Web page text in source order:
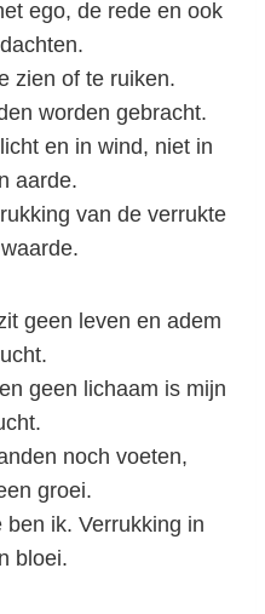
ego, de rede en ook
zien of te ruiken.
worden gebracht.
en in wind, niet in
aarde.
van de verrukte
geen leven en adem
geen lichaam is mijn
noch voeten,
groei.
ik. Verrukking in
bloei.